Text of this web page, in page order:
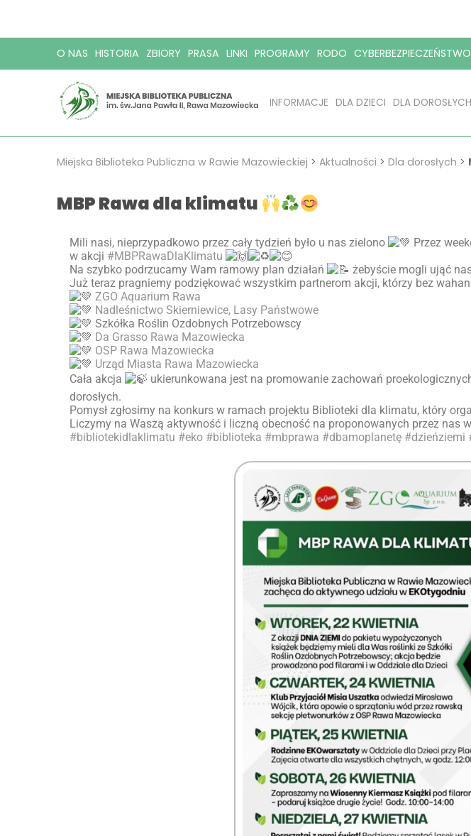
O NAS HISTORIA ZBIORY PRASA LINKI PROGRAMY RODO CYBERBEZPIECZEŃSTWO
INFORMACJE DLA DZIECI DLA DOROSŁYCH
Miejska Biblioteka Publiczna w Rawie Mazowieckiej > Aktualności > Dla dorosłych >
MBP Rawa dla klimatu
Mili nasi, nieprzypadkowo przez cały tydzień było u nas zielono
Przez
w akcji #MBPRawaDlaKlimatu
Na szybko podrzucamy Wam ramowy plan działań
żebyście mogli ująć
Już teraz pragniemy podziękować wszystkim partnerom akcji, którzy bez
ZGO Aquarium Rawa
Nadleśnictwo Skierniewice, Lasy Państwowe
Szkółka Roślin Ozdobnych Potrzebowscy
Da Grasso Rawa Mazowiecka
OSP Rawa Mazowiecka
Urząd Miasta Rawa Mazowiecka
Cała akcja
ukierunkowana jest na promowanie zachowań
dorosłych.
Pomysł zgłosimy na konkurs w ramach projektu Biblioteki dla klimatu, który
Liczymy na Waszą aktywność i liczną obecność na proponowanych przez nas
#bibliotekidlaklimatu #eko #biblioteka #mbprawa #dbamoplanetę #dzieńziemi